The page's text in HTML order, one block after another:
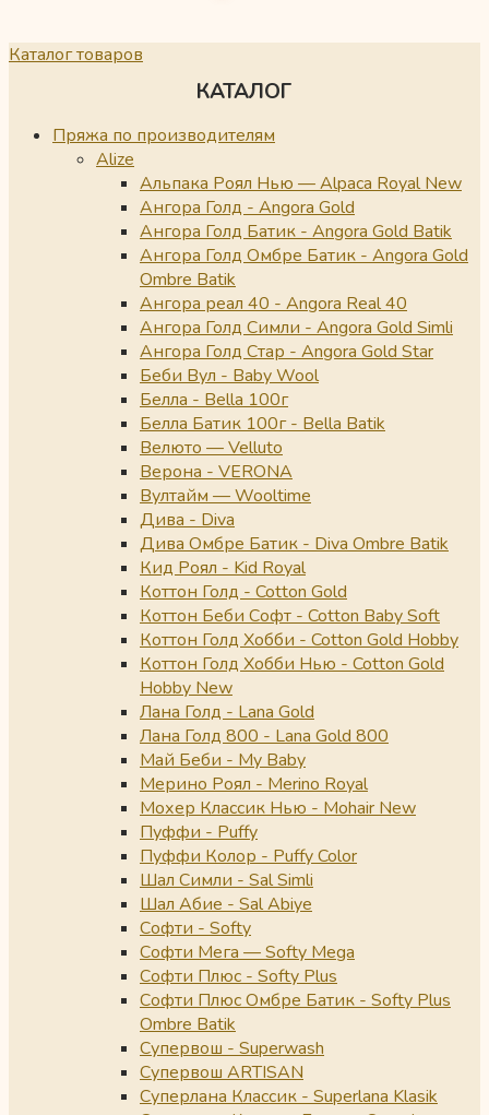
Каталог товаров
КАТАЛОГ
Пряжа по производителям
Alize
Альпака Роял Нью — Alpaca Royal New
Ангора Голд - Angora Gold
Ангора Голд Батик - Angora Gold Batik
Ангора Голд Омбре Батик - Angora Gold
Ombre Batik
Ангора реал 40 - Angora Real 40
Ангора Голд Симли - Angora Gold Simli
Ангора Голд Стар - Angora Gold Star
Беби Вул - Baby Wool
Белла - Bella 100г
Белла Батик 100г - Bella Batik
Велюто — Velluto
Верона - VERONA
Вултайм — Wooltime
Дива - Diva
Дива Омбре Батик - Diva Ombre Batik
Кид Роял - Kid Royal
Коттон Голд - Cotton Gold
Коттон Беби Софт - Cotton Baby Soft
Коттон Голд Хобби - Cotton Gold Hobby
Коттон Голд Хобби Нью - Cotton Gold
Hobby New
Лана Голд - Lana Gold
Лана Голд 800 - Lana Gold 800
Май Беби - My Baby
Мерино Роял - Merino Royal
Мохер Классик Нью - Mohair New
Пуффи - Puffy
Пуффи Колор - Puffy Color
Шал Симли - Sal Simli
Шал Абие - Sal Abiye
Софти - Softy
Софти Мега — Softy Mega
Софти Плюс - Softy Plus
Софти Плюс Омбре Батик - Softy Plus
Ombre Batik
Супервош - Superwash
Супервош ARTISAN
Суперлана Классик - Superlana Klasik